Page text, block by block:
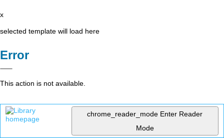
x
selected template will load here
Error
This action is not available.
chrome_reader_mode Enter Reader
Mode